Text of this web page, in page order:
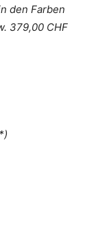
den Farben
379,00 CHF